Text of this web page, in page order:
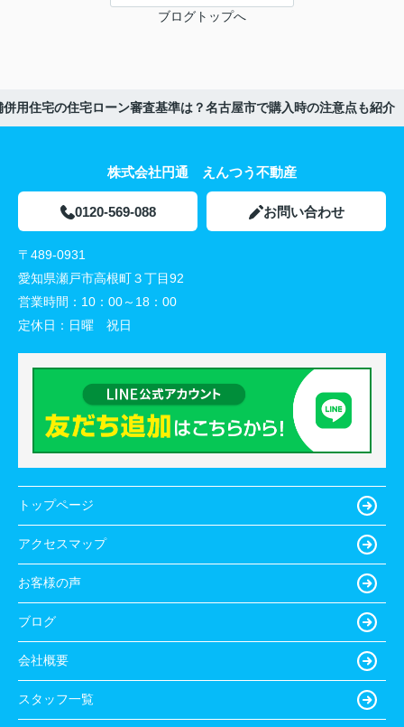
ブログトップへ
併用住宅の住宅ローン審査基準は？名古屋市で購入時の注意点も紹介
株式会社円通 えんつう不動産
0120-569-088 お問い合わせ
〒489-0931
愛知県瀬戸市高根町３丁目92
営業時間： 10：00～18：00
定休日： 日曜 祝日
トップページ
アクセスマップ
お客様の声
ブログ
会社概要
スタッフ一覧